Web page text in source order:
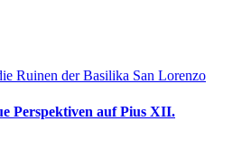
Perspektiven auf Pius XII.